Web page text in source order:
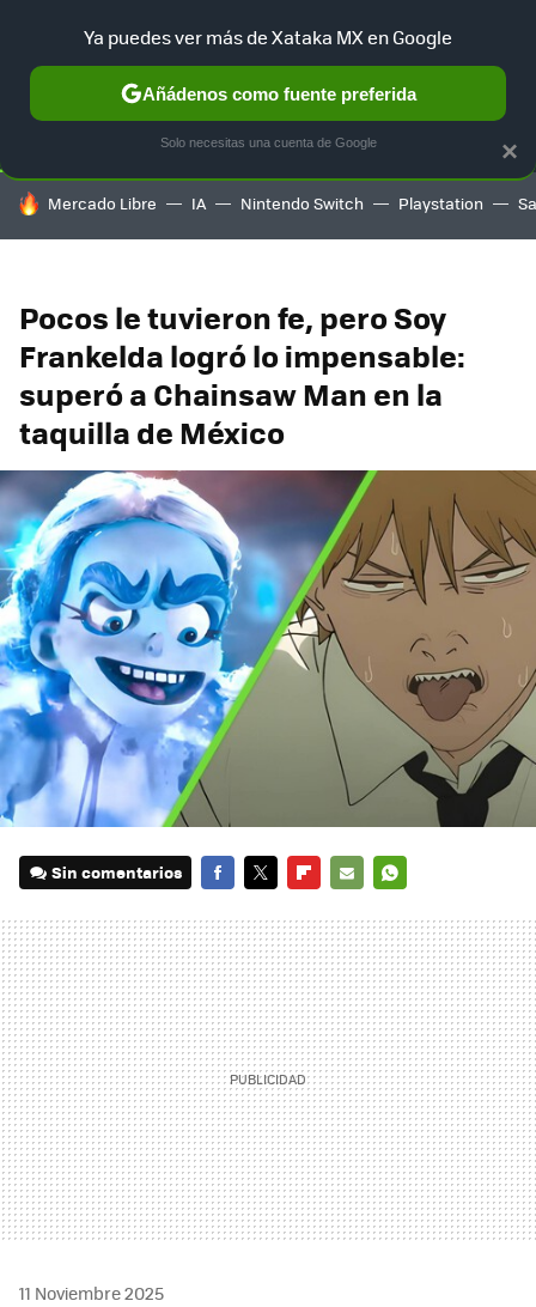
SELECCIÓN GAMING HOME AUTO TERRITORIO
HOY SE HABLA DE
Mercado Libre IA Nintendo Switch Playstation
Pocos le tuvieron fe, pero Soy
Frankelda logró lo impensable:
superó a Chainsaw Man en la
taquilla de México
Sin comentarios
MAIL
11 Noviembre 2025
×
Ya puedes ver más de Xataka MX en Google
Añádenos como fuente preferida
Solo necesitas una cuenta de Google